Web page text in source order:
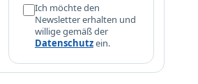
d
u
Ich möchte den
Newsletter erhalten und
willige gemäß der
Datenschutzein.